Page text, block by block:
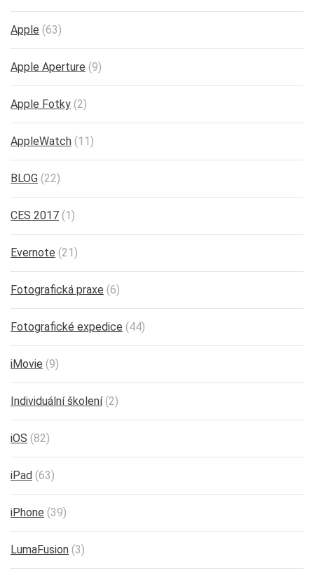
Apple (63)
Apple Aperture (9)
Apple Fotky (2)
AppleWatch (11)
BLOG (22)
CES 2017 (1)
Evernote (21)
Fotografická praxe (6)
Fotografické expedice (44)
iMovie (9)
Individuální školení(2)
iOS (82)
iPad (63)
iPhone (39)
LumaFusion (3)